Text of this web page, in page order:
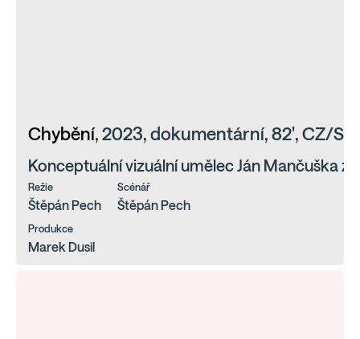
Chybění, 2023, dokumentární, 82', CZ/SK
Konceptuální vizuální umělec Ján Mančuška
Režie
Štěpán Pech
Scénář
Štěpán Pech
Produkce
Marek Dusil